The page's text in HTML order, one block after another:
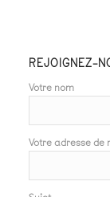
REJOIGNEZ-
Votre nom
Votre adresse de